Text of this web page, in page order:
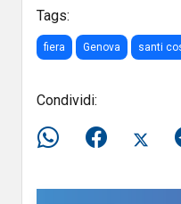
Tags:
fiera Genova santi
Condividi: